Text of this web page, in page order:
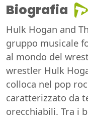
Biografia
Hulk Hogan and
gruppo musicale
al mondo del
wrestler Hulk
colloca nel pop
caratterizzato da
orecchiabili. Tra i